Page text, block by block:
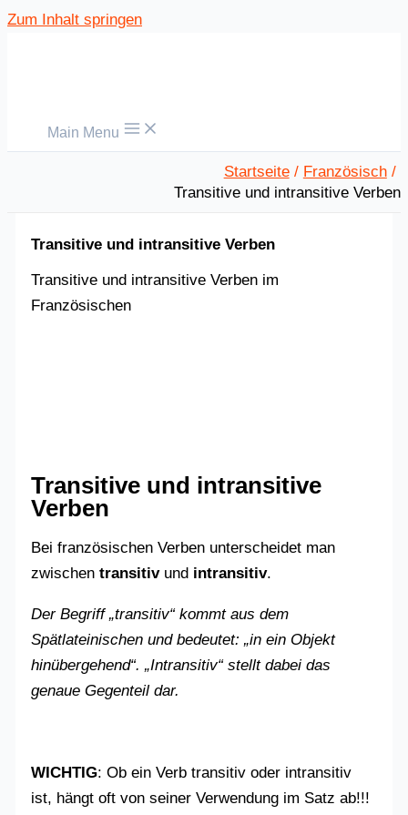
Zum Inhalt springen
Main Menu
Startseite
Französisch
Transitive und intransitive Verben
Transitive und intransitive Verben
Transitive und intransitive Verben im
Französischen
Transitive und intransitive
Verben
Bei französischen Verben unterscheidet man
zwischentransitivund intransitiv.
Der Begriff „transitiv“ kommt aus dem
Spätlateinischen und bedeutet: „in ein Objekt
hinübergehend“. „Intransitiv“ stellt dabei das
genaue Gegenteil dar.
WICHTIG: Ob ein Verb transitiv oder intransitiv
ist, hängt oft von seiner Verwendung im Satz ab!!!